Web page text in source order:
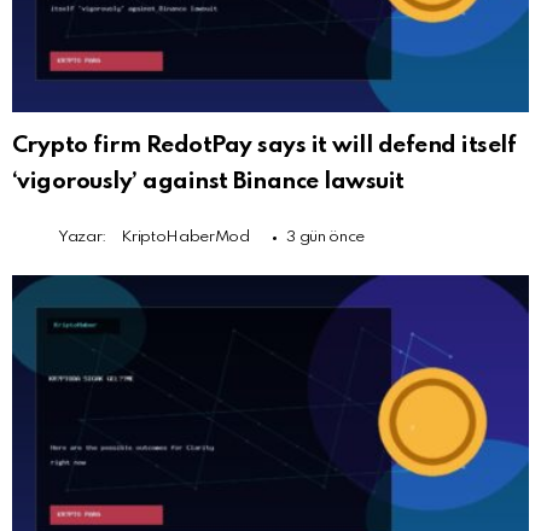
Crypto firm RedotPay says it will defend itself
‘vigorously’ against Binance lawsuit
Yazar: KriptoHaberMod 3 gün önce